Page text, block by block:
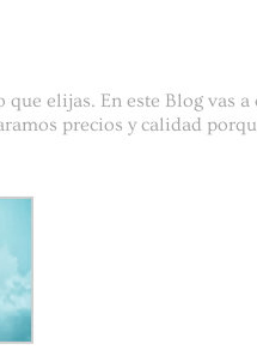
elijas. En este Blog vas
precios y calidad